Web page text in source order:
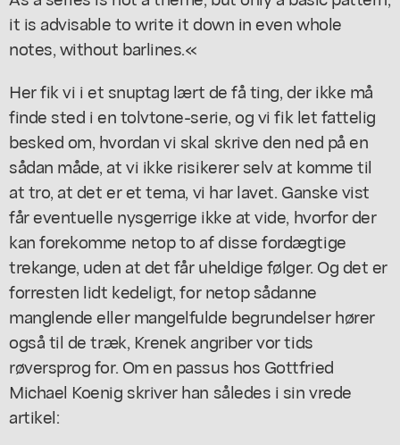
it is advisable to write it down in even whole
notes, without barlines.«
Her fik vi i et snuptag lært de få ting, der ikke må
finde sted i en tolvtone-serie, og vi fik let fattelig
besked om, hvordan vi skal skrive den ned på en
sådan måde, at vi ikke risikerer selv at komme til
at tro, at det er et tema, vi har lavet. Ganske vist
får eventuelle nysgerrige ikke at vide, hvorfor der
kan forekomme netop to af disse fordægtige
trekange, uden at det får uheldige følger. Og det er
forresten lidt kedeligt, for netop sådanne
manglende eller mangelfulde begrundelser hører
også til de træk, Krenek angriber vor tids
røversprog for. Om en passus hos Gottfried
Michael Koenig skriver han således i sin vrede
artikel: